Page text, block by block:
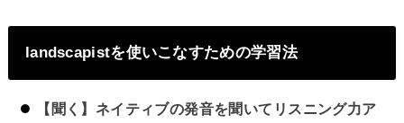
landscapistを使いこなすための学習法
【聞く】ネイティブの発音を聞いてリスニング力ア